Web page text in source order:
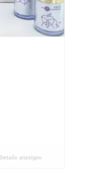
Details anzeigen